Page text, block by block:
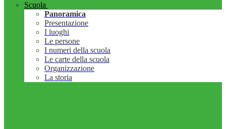
Scuola
Panoramica
Presentazione
I luoghi
Le persone
I numeri della scuola
Le carte della scuola
Organizzazione
La storia